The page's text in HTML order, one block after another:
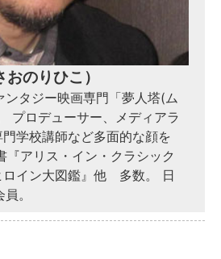
のりひこ）
ンタジー映画専門「夢人塔(ム
プロデューサー、メディアラ
学校講師など多面的な顔を
『アリス・イン・クラシック
ロイン大図鑑』他 多数。 日
。